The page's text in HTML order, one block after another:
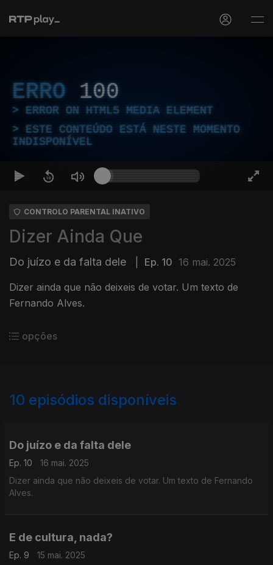
ERRO 100
ERROR ON HTML5 MEDIA ELEMENT
ESTE CONTEÚDO ESTÁ NESTE MOMENTO
INDISPONÍVEL
CONTROLO PARENTAL INATIVO
Dizer Ainda Que
Do juízo e da falta dele Ep. 10 16 mai. 2025
Dizer ainda que não deixeis de votar. Um texto de
Fernando Alves.
opções
10 episódios disponíveis
Do juízo e da falta dele
Ep. 10
16 mai. 2025
Dizer ainda que não deixeis de votar. Um texto de Fernando
Alves.
E de cultura, nada?
Ep. 9
15 mai. 2025